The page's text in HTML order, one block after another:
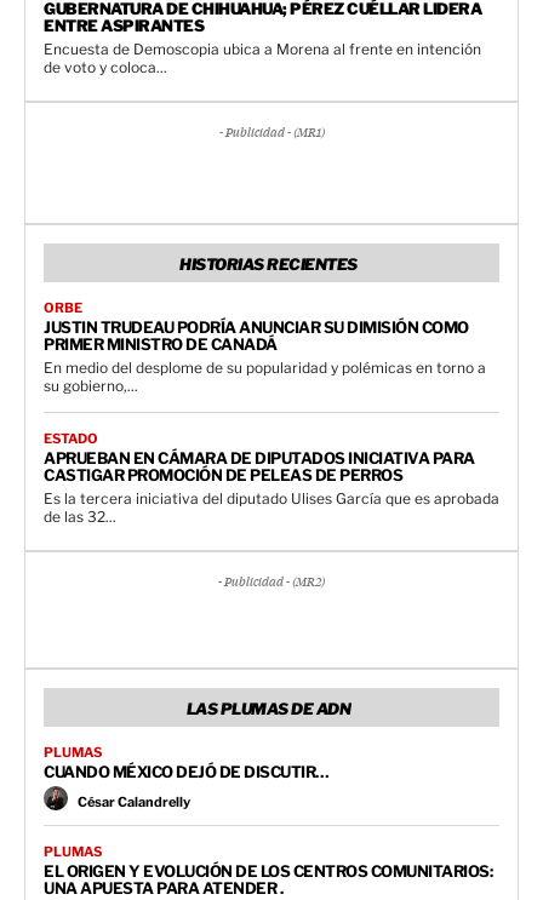
GUBERNATURA DE CHIHUAHUA; PÉREZ CUÉLLAR LIDERA
ENTRE ASPIRANTES
Encuesta de Demoscopia ubica a Morena al frente en intención
de voto y coloca...
- Publicidad - (MR1)
HISTORIAS RECIENTES
ORBE
JUSTIN TRUDEAU PODRÍA ANUNCIAR SU DIMISIÓN COMO
PRIMER MINISTRO DE CANADÁ
En medio del desplome de su popularidad y polémicas en torno a
su gobierno,...
ESTADO
APRUEBAN EN CÁMARA DE DIPUTADOS INICIATIVA PARA
CASTIGAR PROMOCIÓN DE PELEAS DE PERROS
Es la tercera iniciativa del diputado Ulises García que es aprobada
de las 32...
- Publicidad - (MR2)
LAS PLUMAS DE ADN
PLUMAS
CUANDO MÉXICO DEJÓ DE DISCUTIR…
César Calandrelly
PLUMAS
EL ORIGEN Y EVOLUCIÓN DE LOS CENTROS COMUNITARIOS:
UNA APUESTA PARA ATENDER .